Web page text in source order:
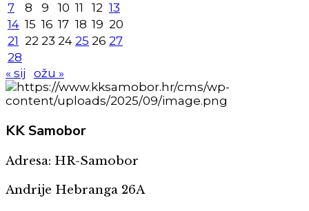
7
8 9 10 11 12 13
14 15 16 17 18 19 20
21 22 23 24 25 26 27
28
« sij
ožu »
KKSamobor
Adresa: HR-Samobor
Andrije Hebranga 26A